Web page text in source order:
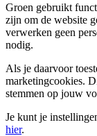
Groen gebruikt
zijn om de website
verwerken geen
nodig.
Als je daarvoor
marketingcookies.
stemmen op jouw
Je kunt je
hier.